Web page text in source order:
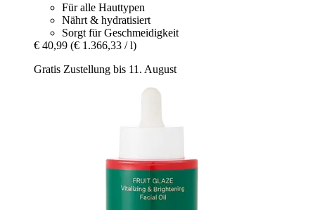
Für alle Hauttypen
Nährt & hydratisiert
Sorgt für Geschmeidigkeit
€ 40,99 (€ 1.366,33 / l)
Gratis Zustellung bis 11. August